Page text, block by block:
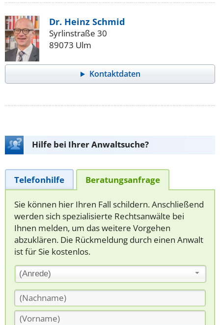
Dr. Heinz Schmid
Syrlinstraße 30
89073 Ulm
Kontaktdaten
Hilfe bei Ihrer Anwaltsuche?
Telefonhilfe Beratungsanfrage
Sie können hier Ihren Fall schildern. Anschließend
werden sich spezialisierte Rechtsanwälte bei
Ihnen melden, um das weitere Vorgehen
abzuklären. Die Rückmeldung durch einen Anwalt
ist für Sie kostenlos.
(Anrede)